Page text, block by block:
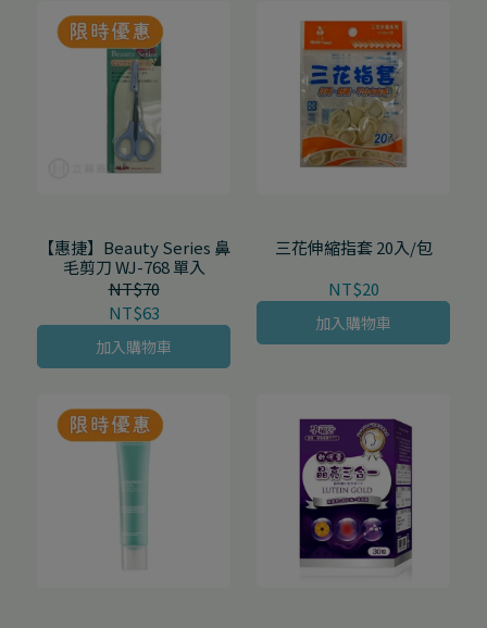
【惠捷】Beauty Series 鼻
毛剪刀 WJ-768 單入
NT$63
NT$70
加入購物車
三花伸縮指套 20入/包
NT$20
加入購物車